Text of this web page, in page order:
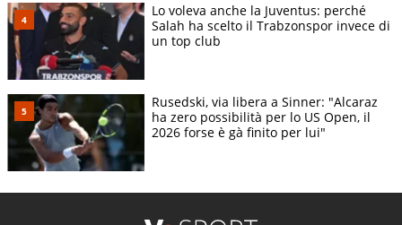
Lo voleva anche la Juventus: perché
Salah ha scelto il Trabzonspor invece di
un top club
Rusedski, via libera a Sinner: "Alcaraz
ha zero possibilità per lo US Open, il
2026 forse è gà finito per lui"